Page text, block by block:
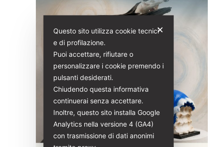
✕
Questo sito utilizza cookie tecnici
e di profilazione.
Puoi accettare, rifiutare o
personalizzare i cookie premendo i
pulsanti desiderati.
Chiudendo questa informativa
continuerai senza accettare.
Inoltre, questo sito installa Google
Analytics nella versione 4 (GA4)
con trasmissione di dati anonimi